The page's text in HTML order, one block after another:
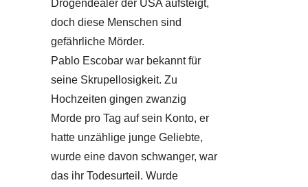
Drogendealer der USA aufsteigt,
doch diese Menschen sind
gefährliche Mörder.
Pablo Escobar war bekannt für
seine Skrupellosigkeit. Zu
Hochzeiten gingen zwanzig
Morde pro Tag auf sein Konto, er
hatte unzählige junge Geliebte,
wurde eine davon schwanger, war
das ihr Todesurteil. Wurde